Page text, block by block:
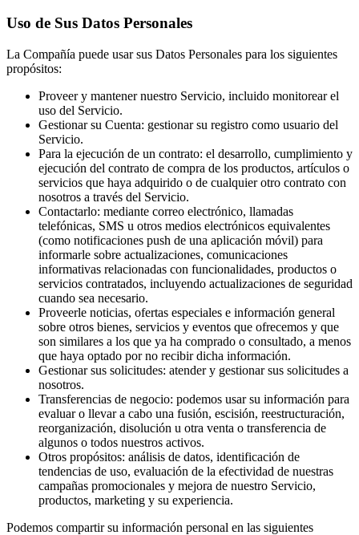
Uso de Sus Datos Personales
La Compañía puede usar sus Datos Personales para los siguientes
propósitos:
Proveer y mantener nuestro Servicio, incluido monitorear el
uso del Servicio.
Gestionar su Cuenta: gestionar su registro como usuario del
Servicio.
Para la ejecución de un contrato: el desarrollo, cumplimiento y
ejecución del contrato de compra de los productos, artículos o
servicios que haya adquirido o de cualquier otro contrato con
nosotros a través del Servicio.
Contactarlo: mediante correo electrónico, llamadas
telefónicas, SMS u otros medios electrónicos equivalentes
(como notificaciones push de una aplicación móvil) para
informarle sobre actualizaciones, comunicaciones
informativas relacionadas con funcionalidades, productos o
servicios contratados, incluyendo actualizaciones de seguridad
cuando sea necesario.
Proveerle noticias, ofertas especiales e información general
sobre otros bienes, servicios y eventos que ofrecemos y que
son similares a los que ya ha comprado o consultado, a menos
que haya optado por no recibir dicha información.
Gestionar sus solicitudes: atender y gestionar sus solicitudes a
nosotros.
Transferencias de negocio: podemos usar su información para
evaluar o llevar a cabo una fusión, escisión, reestructuración,
reorganización, disolución u otra venta o transferencia de
algunos o todos nuestros activos.
Otros propósitos: análisis de datos, identificación de
tendencias de uso, evaluación de la efectividad de nuestras
campañas promocionales y mejora de nuestro Servicio,
productos, marketing y su experiencia.
Podemos compartir su información personal en las siguientes